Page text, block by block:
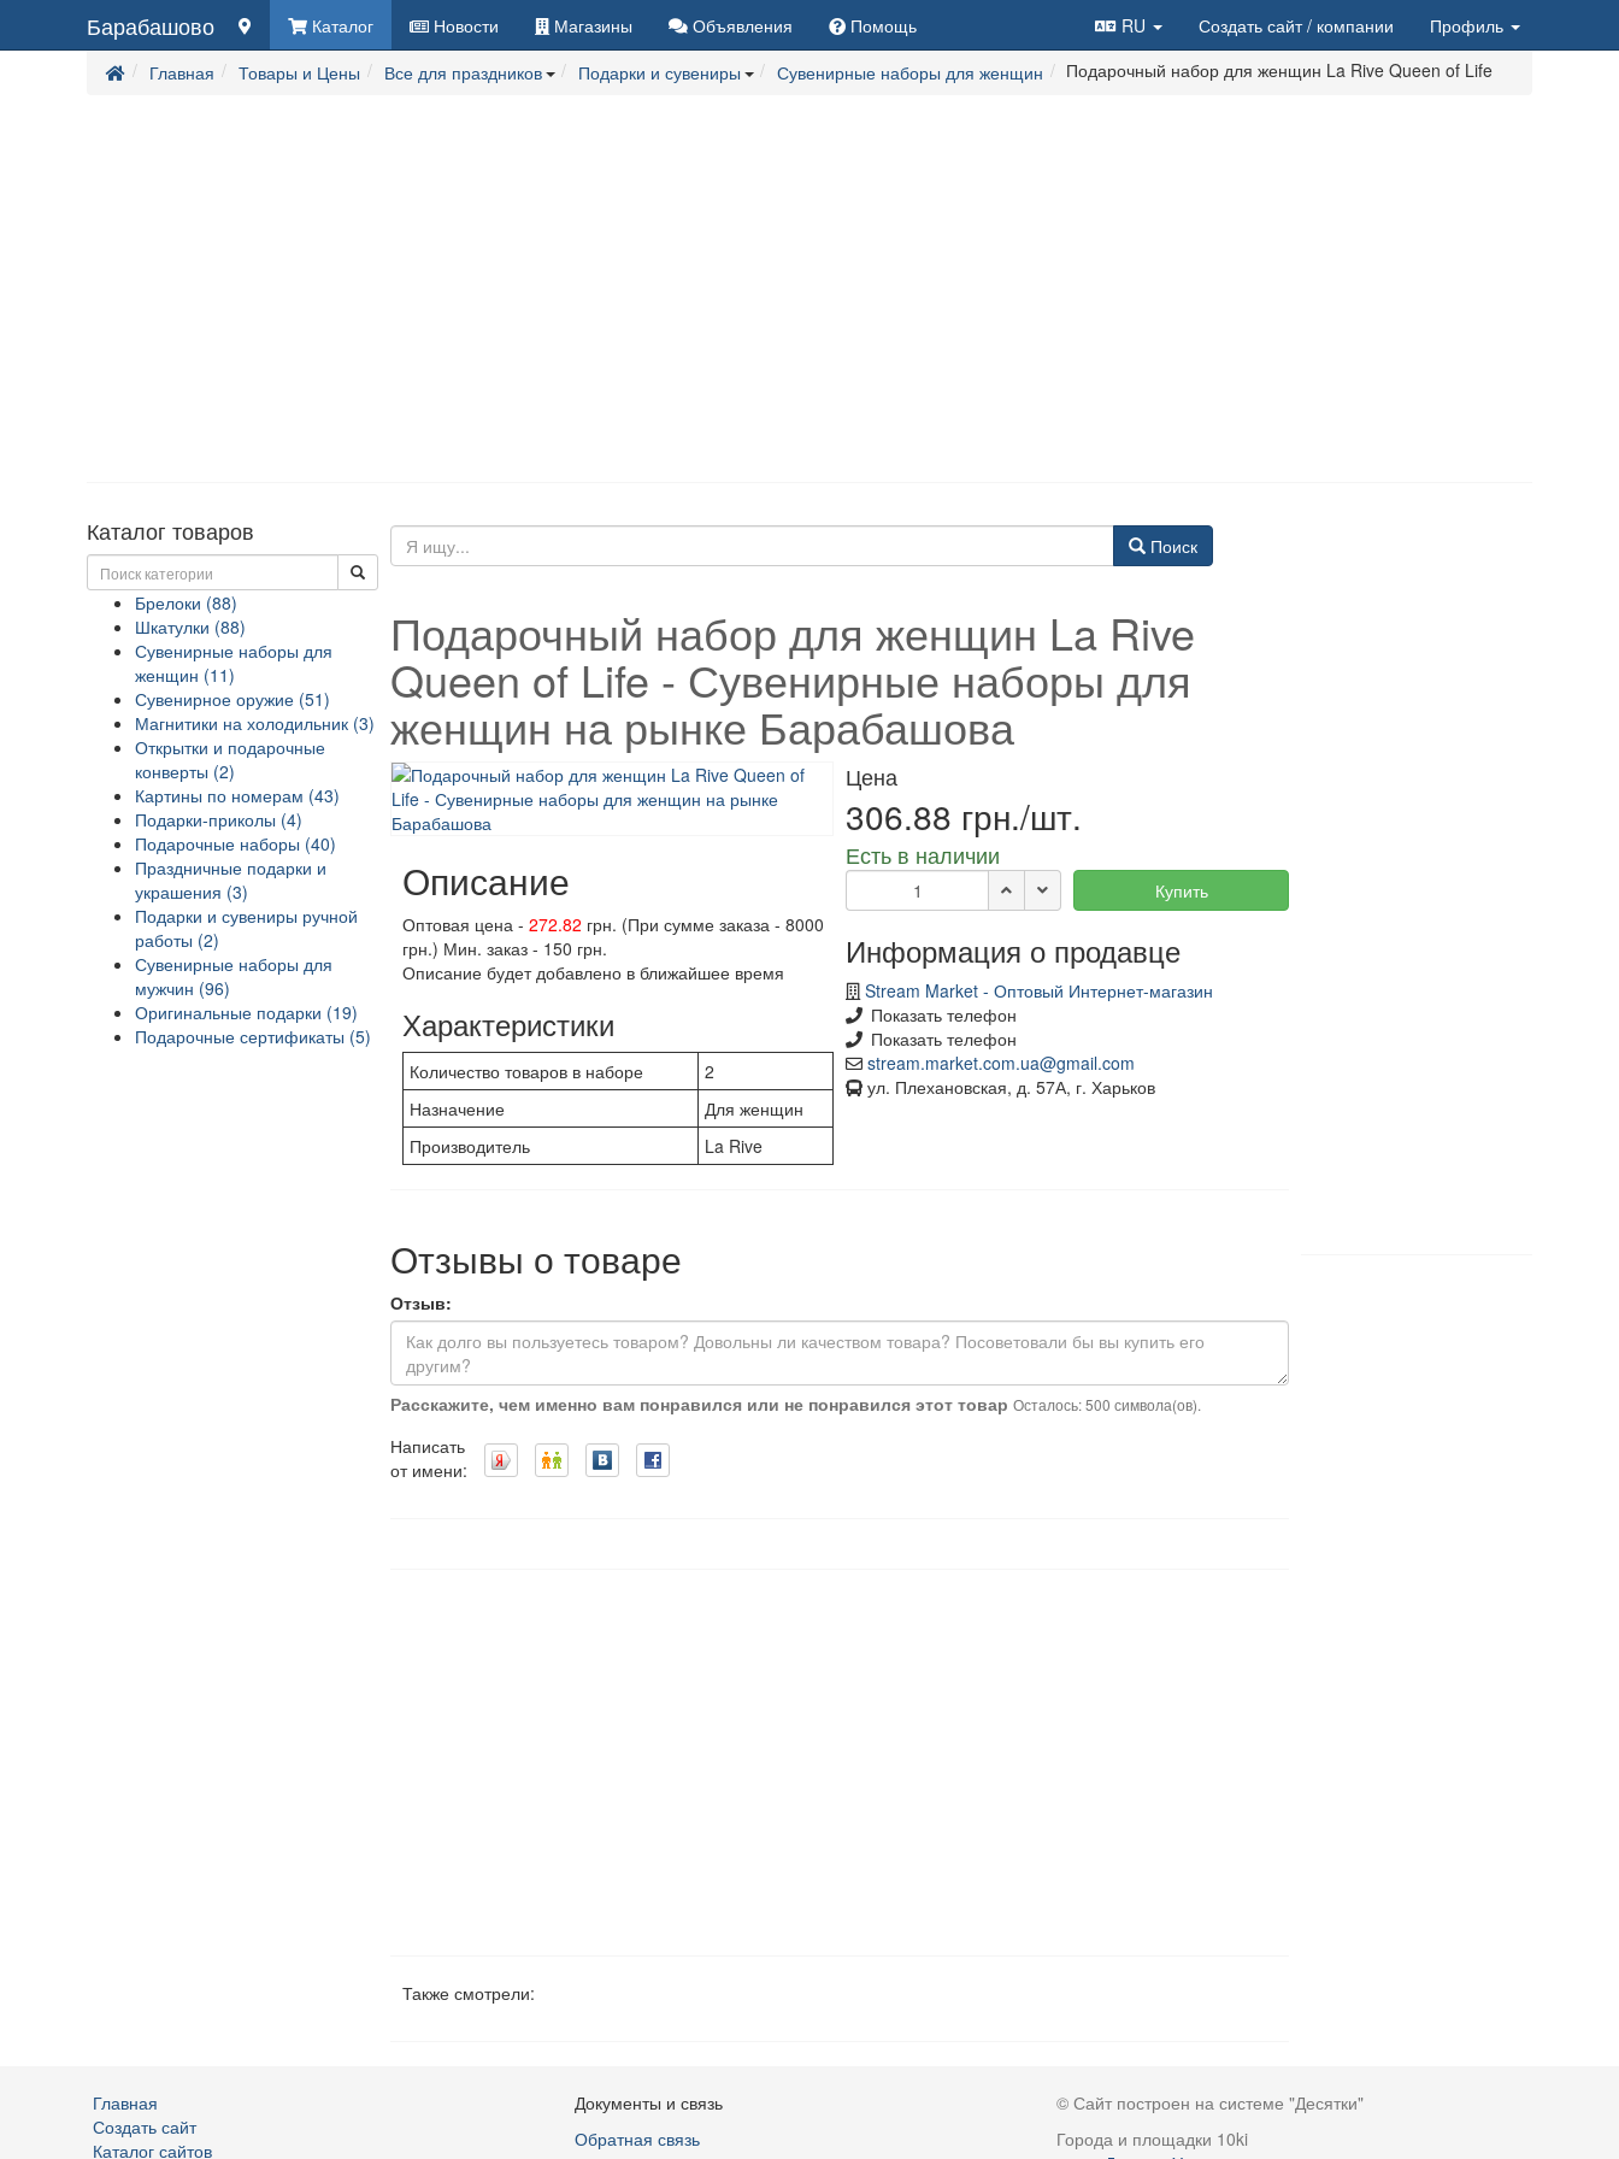
Барабашово Каталог Новости Магазины Объявления Помощь RU Создать сайт/ компании
Профиль
Главная
Товары и Цены Все для праздников Подарки и сувениры Сувенирные наборы для женщин Подарочный набор для женщин La Rive Queen of Life
Поиск
Подарочный набор для женщин La Rive
Queen of Life - Сувенирные наборы для
женщин на рынке Барабашова
Описание
Оптовая цена -272.82 грн. (При сумме заказа - 8000
грн.) Мин. заказ - 150 грн.
Описание будет добавлено в ближайшее время
Характеристики
Количество товаров в наборе
2
Назначение
Для женщин
Производитель
La Rive
Цена
306.88 грн./шт.
Есть в наличии
Купить
Информация о продавце
Stream Market - Оптовый Интернет-магазин
Показать телефон
Показать телефон
stream.market.com.ua@gmail.com
ул. Плехановская, д. 57А, г. Харьков
Отзывы о товаре
Отзыв:
Расскажите, чем именно вам понравился или не понравился этот товар Осталось: 500 символа(ов).
Написать
от имени:
Также смотрели:
Каталог товаров
Брелоки (88)
Шкатулки (88)
Сувенирные наборы для
женщин (11)
Сувенирное оружие (51)
Магнитики на холодильник (3)
Открытки и подарочные
конверты (2)
Картины по номерам (43)
Подарки-приколы (4)
Подарочные наборы (40)
Праздничные подарки и
украшения (3)
Подарки и сувениры ручной
работы (2)
Сувенирные наборы для
мужчин (96)
Оригинальные подарки (19)
Подарочные сертификаты (5)
Главная
Создать сайт
Каталог сайтов
Документы и связь
Обратная связь
© Сайт построен на системе "Десятки"
Города и площадки 10ki